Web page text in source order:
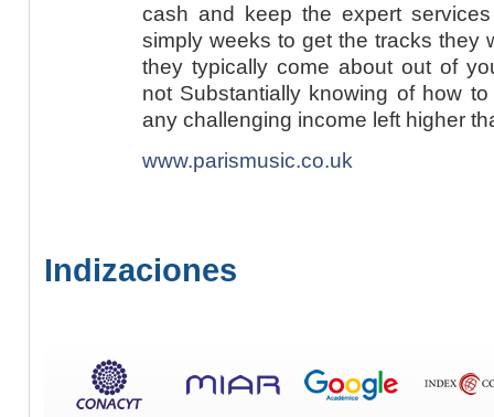
cash and keep the expert
simply weeks to get the tracks they
they typically come about out of
not Substantially knowing of how
any challenging income left higher
www.parismusic.co.uk
Indizaciones